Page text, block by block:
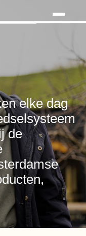
elke dag
de